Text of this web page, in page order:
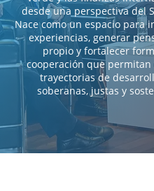
desde una perspectiva del
Nace como un espacio para
experiencias, generar
propio y fortalecer
cooperación que
trayectorias de
soberanas, justas y